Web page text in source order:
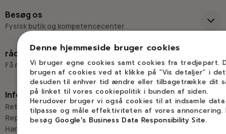
Besøg os
Fysisk butik og kompetencecenter
Virkelyst 3
Hverdage: 8.00-16.00
Lørdag & søndag: Lukket
råd og vejledning
Få råd og vejledning hos Savdoktoren
“Vi bygger vores løsninger på viden, erfaring og faglig indsigt
- så du kan træffe
det rigtige valg, hver gang.
Information
Retur
Reparation
Handelsbetingelser
Denne hjemmeside bruger cookies
Vi bruger egne cookies samt cookies fra tredjepart.
brugen af cookies ved at klikke på ”Vis detaljer” i
desuden til enhver tid ændre eller tilbagetrække dit
på linket til vores cookiepolitik i bunden af siden.
Herudover bruger vi også cookies til at indsamle
tilpasse og måle effektiviteten af vores annoncering.
besøg Google's Business Data Responsibility Site.